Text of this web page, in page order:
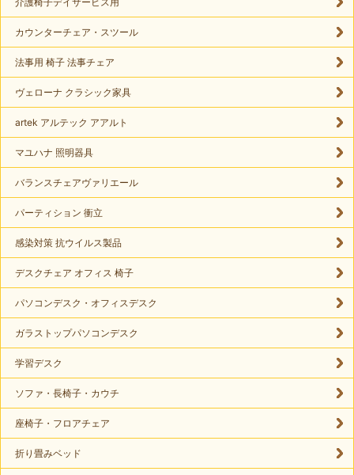
カウンターチェア・スツール
法事用 椅子 法事チェア
ヴェローナ クラシック家具
artek アルテック アアルト
マユハナ 照明器具
バランスチェアヴァリエール
パーティション 衝立
感染対策 抗ウイルス製品
デスクチェア オフィス 椅子
パソコンデスク・オフィスデスク
ガラストップパソコンデスク
学習デスク
ソファ・長椅子・カウチ
座椅子・フロアチェア
折り畳みベッド